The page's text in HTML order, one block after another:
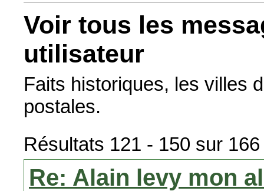
Voir tous les
utilisateur
Faits historiques, les villes
postales.
Résultats 121 - 150 sur 166
Re: Alain levy mon